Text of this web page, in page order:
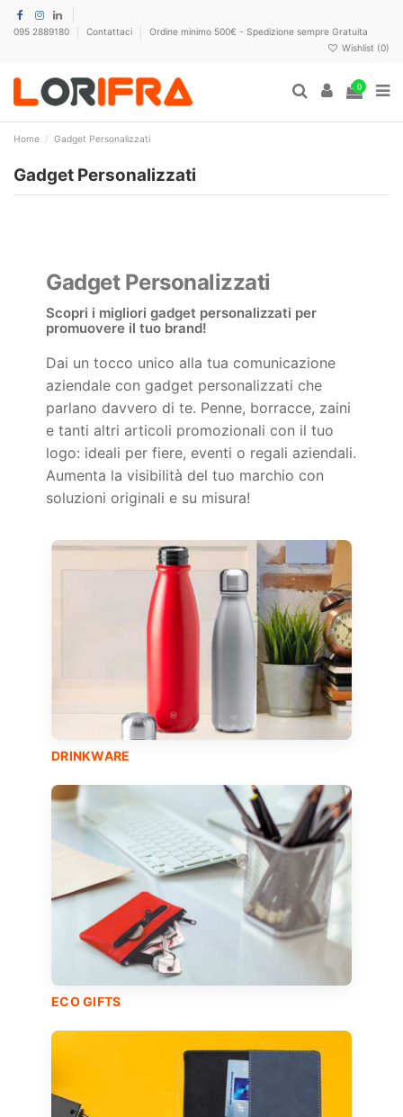
095 2889180 Contattaci
Ordine minimo 500€ - Spedizione sempre Gratuita
Wishlist (0)
0
Home Gadget Personalizzati
Gadget Personalizzati
Gadget Personalizzati
Scopri i migliori gadget personalizzati per
promuovere il tuo brand!
Dai un tocco unico alla tua comunicazione
aziendale con gadget personalizzati che
parlano davvero di te. Penne, borracce, zaini
e tanti altri articoli promozionali con il tuo
logo: ideali per fiere, eventi o regali aziendali.
Aumenta la visibilità del tuo marchio con
soluzioni originali e su misura!
DRINKWARE
ECO GIFTS